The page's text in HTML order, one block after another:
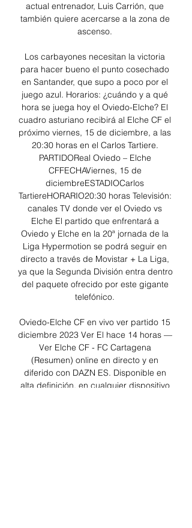
actual entrenador, Luis Carrión, que
también quiere acercarse a la zona de
ascenso.
Los carbayones necesitan la victoria
para hacer bueno el punto cosechado
en Santander, que supo a poco por el
juego azul. Horarios: ¿cuándo y a qué
hora se juega hoy el Oviedo-Elche? El
cuadro asturiano recibirá al Elche CF el
próximo viernes, 15 de diciembre, a las
20:30 horas en el Carlos Tartiere.
PARTIDOReal Oviedo – Elche
CFFECHAViernes, 15 de
diciembreESTADIOCarlos
TartiereHORARIO20:30 horas Televisión:
canales TV donde ver el Oviedo vs
Elche El partido que enfrentará a
Oviedo y Elche en la 20ª jornada de la
Liga Hypermotion se podrá seguir en
directo a través de Movistar + La Liga,
ya que la Segunda División entra dentro
del paquete ofrecido por este gigante
telefónico.
Oviedo-Elche CF en vivo ver partido 15
diciembre 2023 Ver El hace 14 horas —
Ver Elche CF - FC Cartagena
(Resumen) online en directo y en
diferido con DAZN ES. Disponible en
alta definición, en cualquier dispositivo